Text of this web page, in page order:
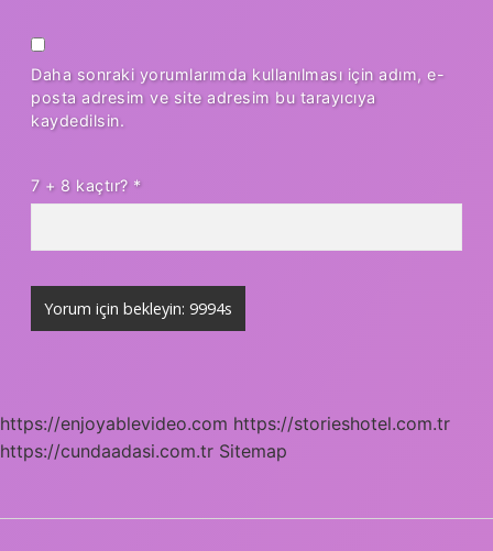
Daha sonraki yorumlarımda kullanılması için adım, e-
posta adresim ve site adresim bu tarayıcıya
kaydedilsin.
7 + 8 kaçtır? *
https://enjoyablevideo.com https://storieshotel.com.tr
https://cundaadasi.com.tr Sitemap